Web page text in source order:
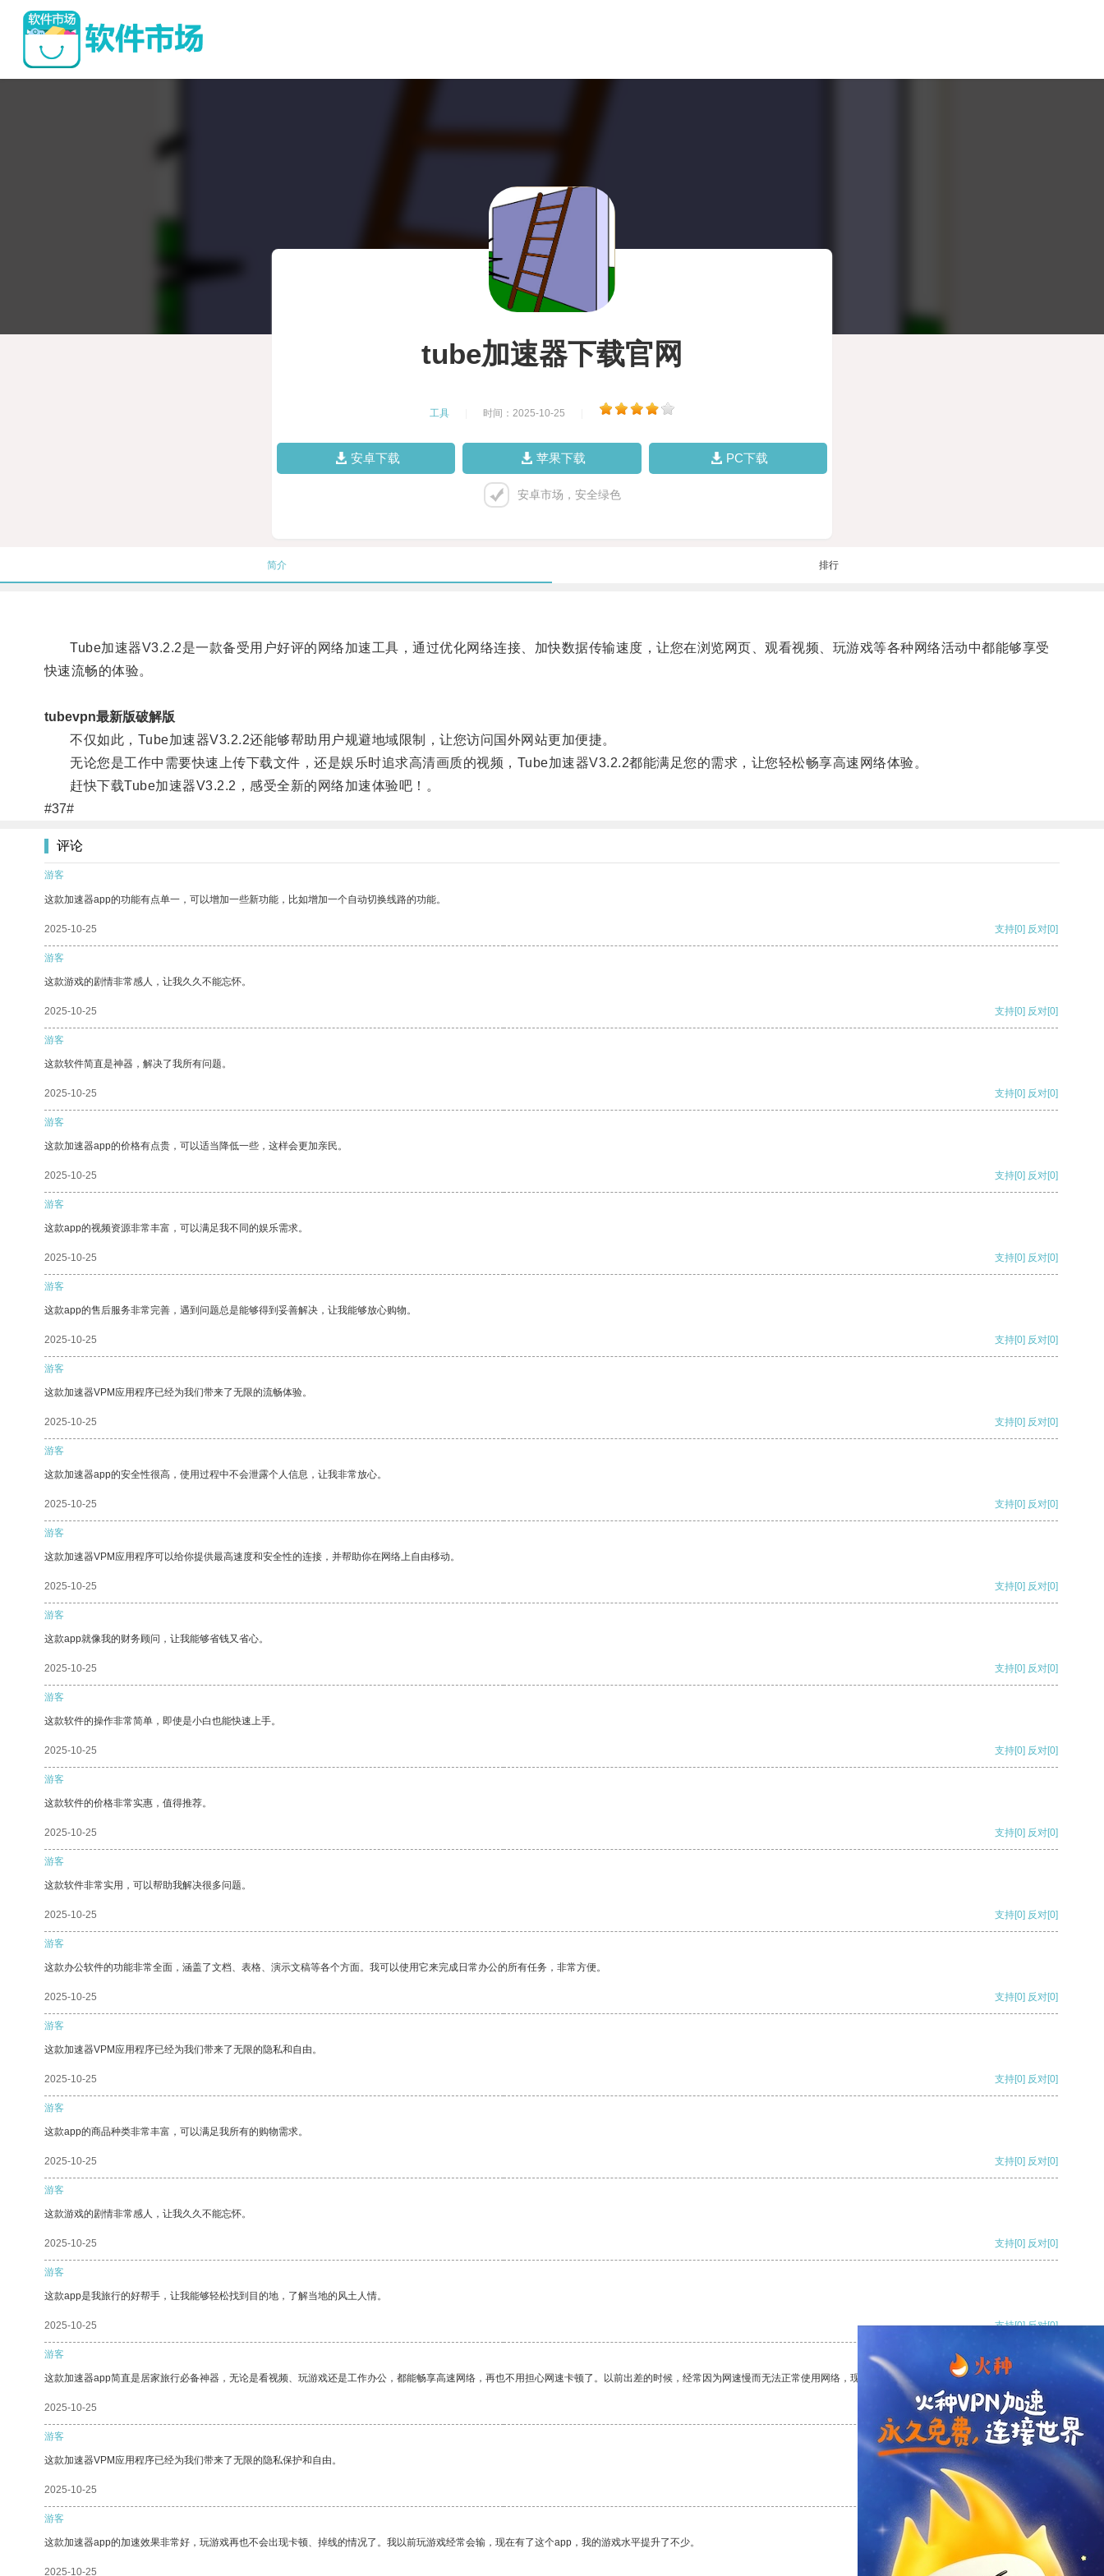
tube加速器下载官网
工具 时间：2025-10-25
安卓下载 苹果下载 PC下载
安卓市场，安全绿色
简介 排行
Tube加速器V3.2.2是一款备受用户好评的网络加速工具，通过优化网络连接、加快数据传输速度，让您在浏览网页、观看视频、玩游戏等各种网络活动中都能够享受
快速流畅的体验。
tubevpn最新版破解版
不仅如此，Tube加速器V3.2.2还能够帮助用户规避地域限制，让您访问国外网站更加便捷。
无论您是工作中需要快速上传下载文件，还是娱乐时追求高清画质的视频，Tube加速器V3.2.2都能满足您的需求，让您轻松畅享高速网络体验。
赶快下载Tube加速器V3.2.2，感受全新的网络加速体验吧！。
#37#
评论
游客
这款加速器app的功能有点单一，可以增加一些新功能，比如增加一个自动切换线路的功能。
2025-10-25 支持[0] 反对[0]
游客
这款游戏的剧情非常感人，让我久久不能忘怀。
2025-10-25 支持[0] 反对[0]
游客
这款软件简直是神器，解决了我所有问题。
2025-10-25 支持[0] 反对[0]
游客
这款加速器app的价格有点贵，可以适当降低一些，这样会更加亲民。
2025-10-25 支持[0] 反对[0]
游客
这款app的视频资源非常丰富，可以满足我不同的娱乐需求。
2025-10-25 支持[0] 反对[0]
游客
这款app的售后服务非常完善，遇到问题总是能够得到妥善解决，让我能够放心购物。
2025-10-25 支持[0] 反对[0]
游客
这款加速器VPM应用程序已经为我们带来了无限的流畅体验。
2025-10-25 支持[0] 反对[0]
游客
这款加速器app的安全性很高，使用过程中不会泄露个人信息，让我非常放心。
2025-10-25 支持[0] 反对[0]
游客
这款加速器VPM应用程序可以给你提供最高速度和安全性的连接，并帮助你在网络上自由移动。
2025-10-25 支持[0] 反对[0]
游客
这款app就像我的财务顾问，让我能够省钱又省心。
2025-10-25 支持[0] 反对[0]
游客
这款软件的操作非常简单，即使是小白也能快速上手。
2025-10-25 支持[0] 反对[0]
游客
这款软件的价格非常实惠，值得推荐。
2025-10-25 支持[0] 反对[0]
游客
这款软件非常实用，可以帮助我解决很多问题。
2025-10-25 支持[0] 反对[0]
游客
这款办公软件的功能非常全面，涵盖了文档、表格、演示文稿等各个方面。我可以使用它来完成日常办公的所有任务，非常方便。
2025-10-25 支持[0] 反对[0]
游客
这款加速器VPM应用程序已经为我们带来了无限的隐私和自由。
2025-10-25 支持[0] 反对[0]
游客
这款app的商品种类非常丰富，可以满足我所有的购物需求。
2025-10-25 支持[0] 反对[0]
游客
这款游戏的剧情非常感人，让我久久不能忘怀。
2025-10-25 支持[0] 反对[0]
游客
这款app是我旅行的好帮手，让我能够轻松找到目的地，了解当地的风土人情。
2025-10-25 支持[0] 反对[0]
游客
这款加速器app简直是居家旅行必备神器，无论是看视频、玩游戏还是工作办公，都能畅享高速网络，再也不用担心网速卡顿了。以前出差的时候，经常因为网速慢而无法正常使用网络，现在有了这个app，我再也不用担心了。
2025-10-25 支持[0] 反对
游客
这款加速器VPM应用程序已经为我们带来了无限的隐私保护和自由。
2025-10-25 支持
游客
这款加速器app的加速效果非常好，玩游戏再也不会出现卡顿、掉线的情况了。我以前玩游戏经常会输，现在有了这个app，我的游戏水平提升了不少。
2025-10-25 支持 反对 [0]